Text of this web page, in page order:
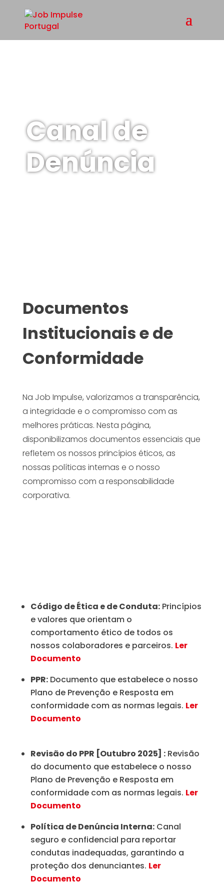
Canal de
Denúncia
Documentos
Institucionais e de
Conformidade
Na Job Impulse, valorizamos a transparência,
a integridade e o compromisso com as
melhores práticas. Nesta página,
disponibilizamos documentos essenciais que
refletem os nossos princípios éticos, as
nossas políticas internas e o nosso
compromisso com a responsabilidade
corporativa.
Código de Ética e de Conduta:Princípios
e valores que orientam o
comportamento ético de todos os
nossos colaboradores e parceiros. Ler
Documento
PPR:Documento que estabelece o nosso
Plano de Prevenção e Resposta em
conformidade com as normas legais. Ler
Documento
Revisão do PPR [Outubro 2025] :Revisão
do documento que estabelece o nosso
Plano de Prevenção e Resposta em
conformidade com as normas legais. Ler
Documento
Política de Denúncia Interna:Canal
seguro e confidencial para reportar
condutas inadequadas, garantindo a
proteção dos denunciantes. Ler
Documento